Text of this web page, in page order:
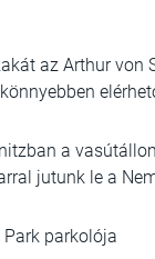
az Arthur von
a
jutunk le a
parkolója